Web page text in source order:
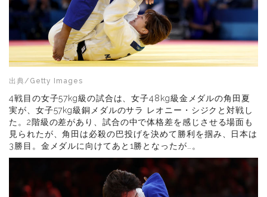
出典/Getty Images
4戦目の女子57kg級の試合は、女子48kg級金メダルの角田夏
実が、女子57kg級銅メダルのサラ レオニー・シジクと対戦し
た。2階級の差があり、試合の中で体格差を感じさせる場面も
見られたが、角田は必殺の巴投げを決めて勝利を掴み、日本は
3勝目。金メダルに向けてあと1勝となったが…。